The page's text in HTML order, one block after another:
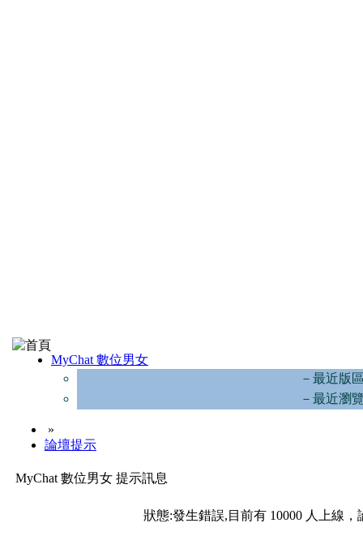
MyChat 數位男女
－最近版
－最近瀏
»
論壇提示
MyChat 數位男女 提示訊息
狀態:發生錯誤,目前有 10000 人上線